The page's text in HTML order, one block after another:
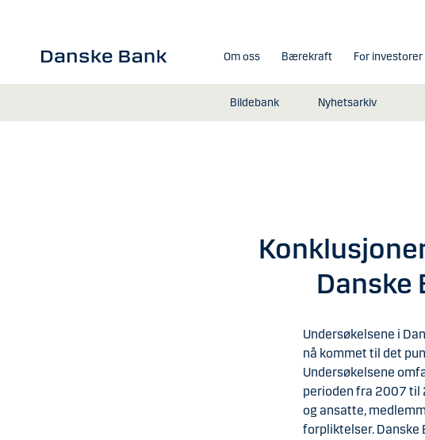
Om oss Bærekraft For investorer
Bildebank Nyhetsarkiv
Danske
Undersøkelsene i
nå kommet til det
Undersøkelsene
perioden fra 2007 til
og ansatte,
forpliktelser. Danske